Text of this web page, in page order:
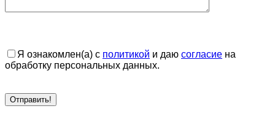
Я ознакомлен(а) с политикой и даю согласие на
обработку персональных данных.